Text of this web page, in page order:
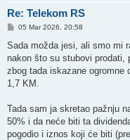
Re: Telekom RS
P
s
05 Mar 2026, 20:58
Sada možda jesi, ali smo mi
nakon što su stubovi prodati,
zbog tada iskazane ogromne
1,7 KM.
Tada sam ja skretao pažnju
50% i da neće biti ta
pogodio i iznos koji će biti